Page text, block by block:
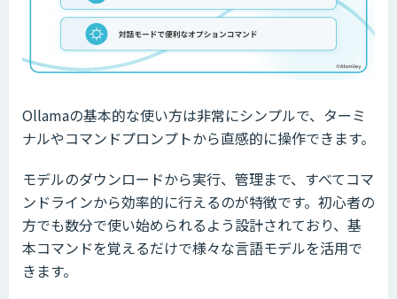
Ollamaの基本的な使い方は非常にシンプルで、ターミ
ナルやコマンドプロンプトから直感的に操作できます。
モデルのダウンロードから実行、管理まで、すべてコマ
ンドラインから効率的に行えるのが特徴です。初心者の
方でも数分で使い始められるよう設計されており、基
本コマンドを覚えるだけで様々な言語モデルを活用で
きます。